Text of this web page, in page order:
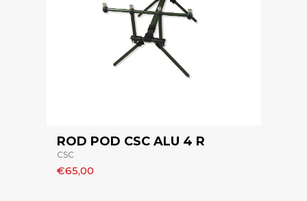
ROD POD CSC ALU 4 R
CSC
€65,00